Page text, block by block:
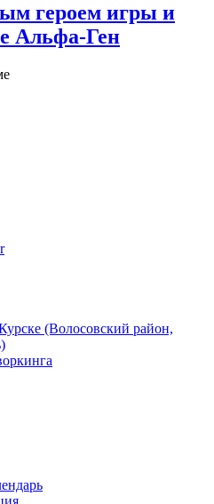
героем игры и
Альфа-Ген
(Волосовский район,